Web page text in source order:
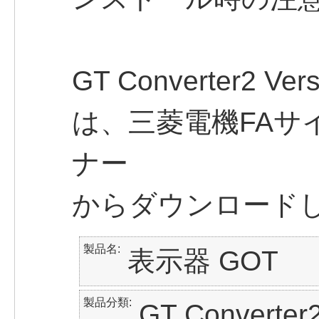
GT Converter2
は、三菱電機FAサ
ナー
からダウンロード
製品名 表示器 GOT
製品分類